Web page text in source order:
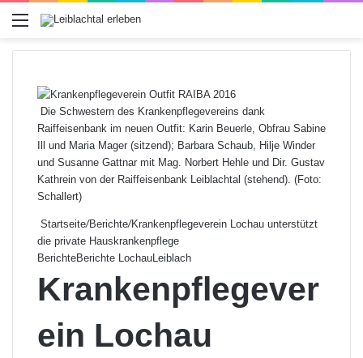
Menü
Die Schwestern des Krankenpflegevereins dank
Raiffeisenbank im neuen Outfit: Karin Beuerle, Obfrau Sabine
Ill und Maria Mager (sitzend); Barbara Schaub, Hilje Winder
und Susanne Gattnar mit Mag. Norbert Hehle und Dir. Gustav
Kathrein von der Raiffeisenbank Leiblachtal (stehend). (Foto:
Schallert)
Startseite/Berichte/Krankenpflegeverein Lochau unterstützt
die private Hauskrankenpflege
BerichteBerichte LochauLeiblach
Krankenpflegever
ein Lochau